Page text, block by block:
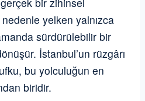
yelken yalnızca
sürdürülebilir bir
İstanbul’un rüzgârı
bu yolculuğun en
biridir.